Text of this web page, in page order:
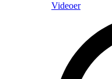
Videoer